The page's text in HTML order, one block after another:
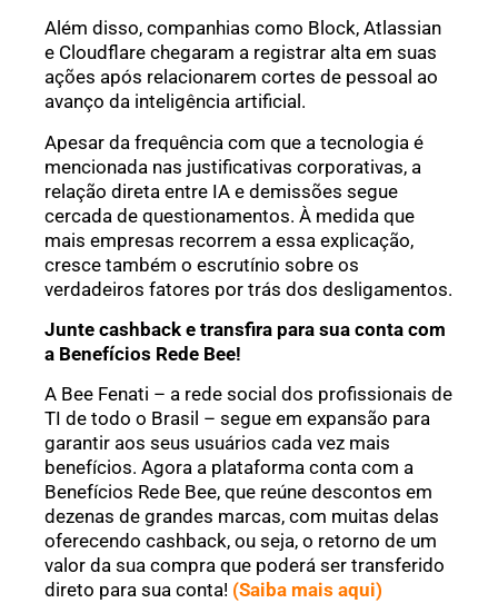
Além disso, companhias como Block, Atlassian
e Cloudflare chegaram a registrar alta em suas
ações após relacionarem cortes de pessoal ao
avanço da inteligência artificial.
Apesar da frequência com que a tecnologia é
mencionada nas justificativas corporativas, a
relação direta entre IA e demissões segue
cercada de questionamentos. À medida que
mais empresas recorrem a essa explicação,
cresce também o escrutínio sobre os
verdadeiros fatores por trás dos desligamentos.
Junte cashback e transfira para sua conta com
a Benefícios Rede Bee!
A Bee Fenati – a rede social dos profissionais de
TI de todo o Brasil – segue em expansão para
garantir aos seus usuários cada vez mais
benefícios. Agora a plataforma conta com a
Benefícios Rede Bee, que reúne descontos em
dezenas de grandes marcas, com muitas delas
oferecendo cashback, ou seja, o retorno de um
valor da sua compra que poderá ser transferido
direto para sua conta! (Saiba mais aqui)